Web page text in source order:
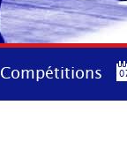
Compétitions